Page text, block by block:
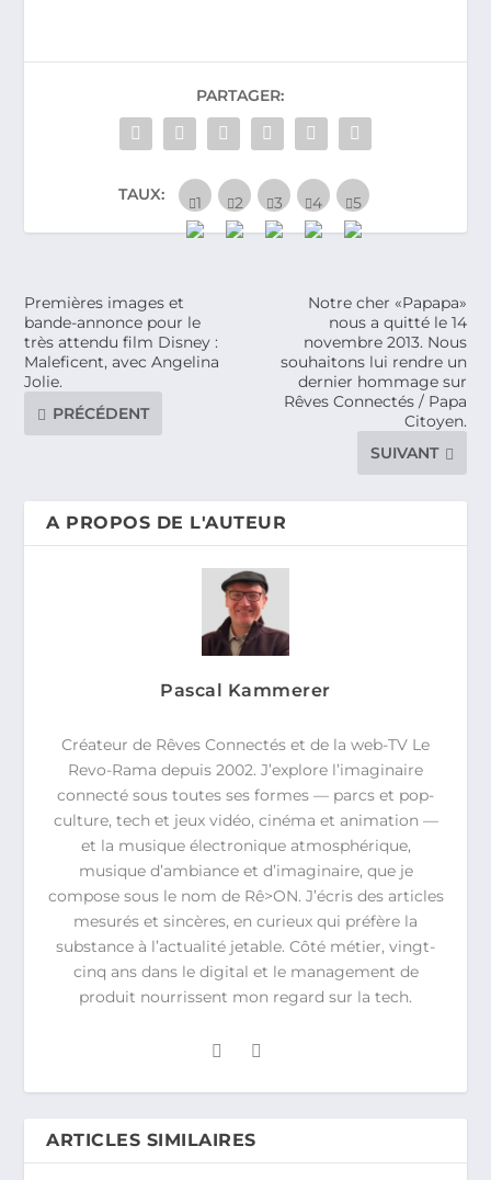
PARTAGER:
TAUX:
Premières images et
bande-annonce pour le
très attendu film Disney :
Maleficent, avec Angelina
Jolie.
PRÉCÉDENT
Notre cher «Papapa»
nous a quitté le 14
novembre 2013. Nous
souhaitons lui rendre un
dernier hommage sur
Rêves Connectés / Papa
Citoyen.
SUIVANT
A PROPOS DE L'AUTEUR
Pascal Kammerer
Créateur de Rêves Connectés et de la web-TV Le
Revo-Rama depuis 2002. J’explore l’imaginaire
connecté sous toutes ses formes — parcs et pop-
culture, tech et jeux vidéo, cinéma et animation —
et la musique électronique atmosphérique,
musique d’ambiance et d’imaginaire, que je
compose sous le nom de Rê>ON. J’écris des articles
mesurés et sincères, en curieux qui préfère la
substance à l’actualité jetable. Côté métier, vingt-
cinq ans dans le digital et le management de
produit nourrissent mon regard sur la tech.
ARTICLES SIMILAIRES